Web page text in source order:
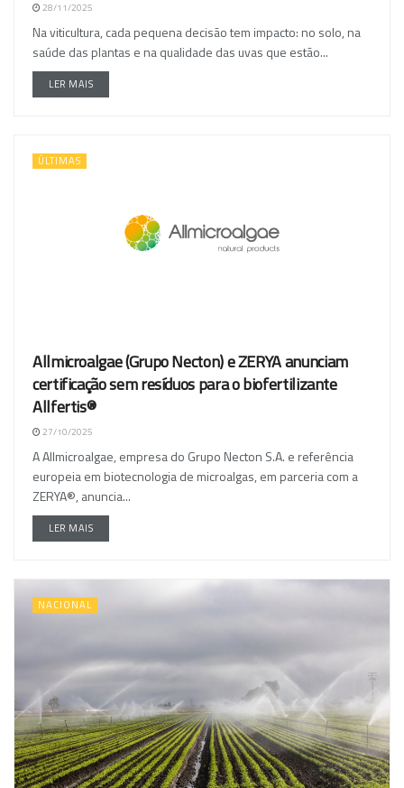
28/11/2025
Na viticultura, cada pequena decisão tem impacto: no solo, na
saúde das plantas e na qualidade das uvas que estão...
LER MAIS
ÚLTIMAS
Allmicroalgae (Grupo Necton) e ZERYA anunciam
certificação sem resíduos para o biofertilizante
Allfertis®
27/10/2025
A Allmicroalgae, empresa do Grupo Necton S.A. e referência
europeia em biotecnologia de microalgas, em parceria com a
ZERYA®, anuncia...
LER MAIS
NACIONAL